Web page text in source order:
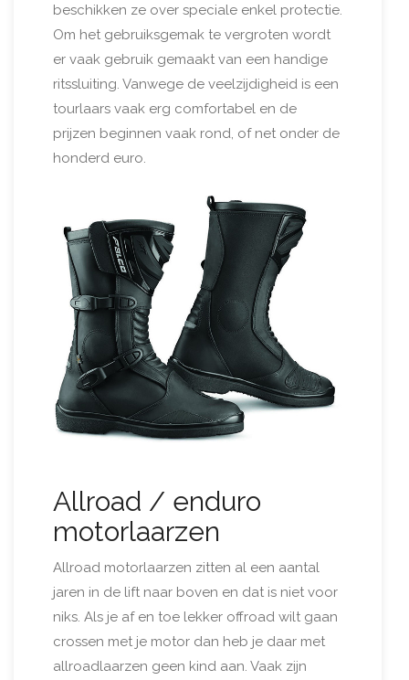
beschikken ze over speciale enkel protectie.
Om het gebruiksgemak te vergroten wordt
er vaak gebruik gemaakt van een handige
ritssluiting. Vanwege de veelzijdigheid is een
tourlaars vaak erg comfortabel en de
prijzen beginnen vaak rond, of net onder de
honderd euro.
Allroad / enduro
motorlaarzen
Allroad motorlaarzen zitten al een aantal
jaren in de lift naar boven en dat is niet voor
niks. Als je af en toe lekker offroad wilt gaan
crossen met je motor dan heb je daar met
allroadlaarzen geen kind aan. Vaak zijn